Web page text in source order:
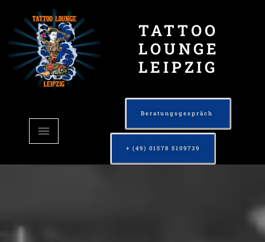
TATTOO
LOUNGE
LEIPZIG
Beratungsgespräch
+ (49) 01578 5109739